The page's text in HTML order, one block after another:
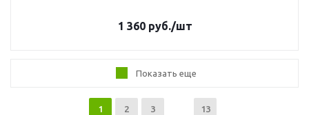
1 360руб./шт
Показать еще
1 2 3 13